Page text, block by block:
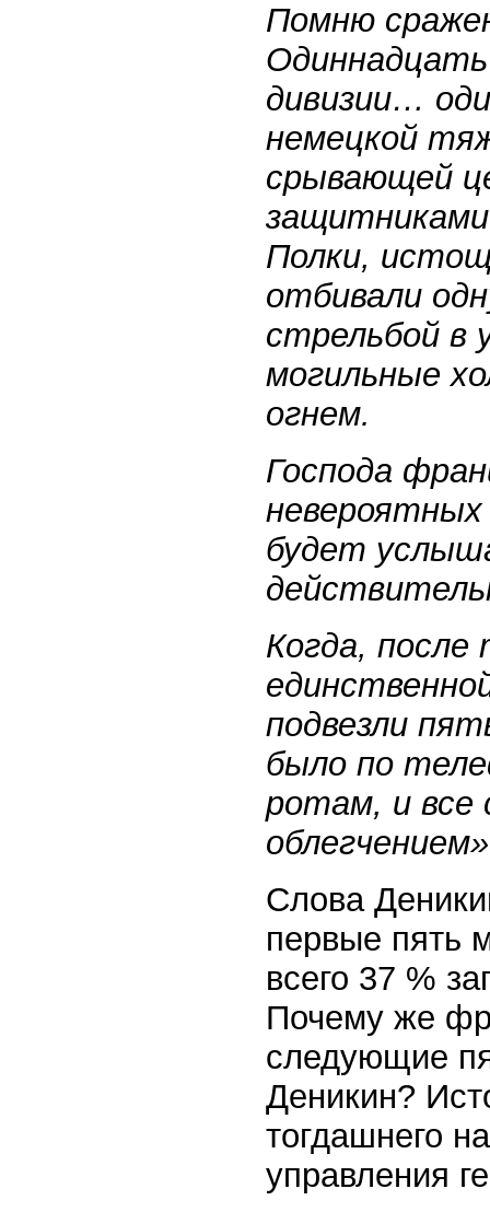
Помню
дивизии…
немецкой
срывающей
Полки,
отбивали
стрельбой в
могильные
огнем.
Господа
будет
Когда, после
подвезли
было по
ротам, и все
облегчением»
Слова
первые пять
всего 37 %
Почему же
следующие
Деникин?
тогдашнего
управления